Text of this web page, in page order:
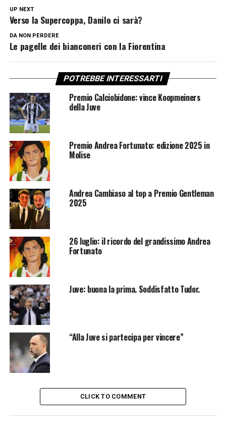
UP NEXT
Verso la Supercoppa, Danilo ci sarà?
DA NON PERDERE
Le pagelle dei bianconeri con la Fiorentina
POTREBBE INTERESSARTI
Premio Calciobidone: vince Koopmeiners
della Juve
Premio Andrea Fortunato: edizione 2025 in
Molise
Andrea Cambiaso al top a Premio Gentleman
2025
26 luglio: il ricordo del grandissimo Andrea
Fortunato
Juve: buona la prima. Soddisfatto Tudor.
“Alla Juve si partecipa per vincere”
CLICK TO COMMENT